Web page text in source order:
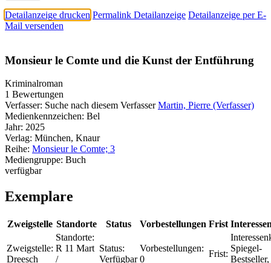
Detailanzeige drucken Permalink Detailanzeige Detailanzeige per E-
Mail versenden
Monsieur le Comte und die Kunst der Entführung
Kriminalroman
1 Bewertungen
Verfasser: Suche nach diesem Verfasser Martin, Pierre (Verfasser)
Medienkennzeichen: Bel
Jahr: 2025
Verlag: München, Knaur
Reihe: Monsieur le Comte; 3
Mediengruppe: Buch
verfügbar
Exemplare
Zweigstelle Standorte Status Vorbestellungen Frist
Zweigstelle:
Dreesch
Standorte:
R 11 Mart
/
Status:
Verfügbar
Vorbestellungen:
0
Frist:
Spiegel-
Bestseller,